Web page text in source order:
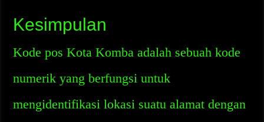
Kesimpulan
Kode pos Kota Komba adalah sebuah kode
numerik yang berfungsi untuk
mengidentifikasi lokasi suatu alamat dengan